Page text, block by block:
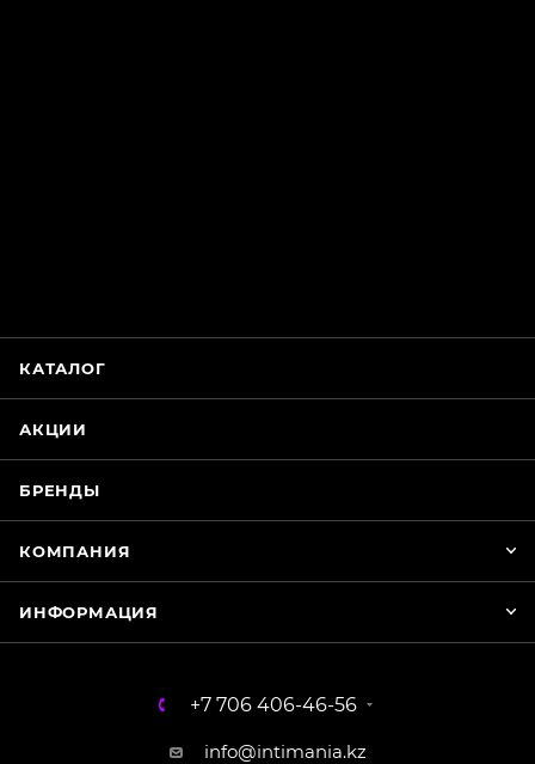
КАТАЛОГ
АКЦИИ
БРЕНДЫ
КОМПАНИЯ
ИНФОРМАЦИЯ
+7 706 406-46-56
info@intimania.kz
WhatsApp